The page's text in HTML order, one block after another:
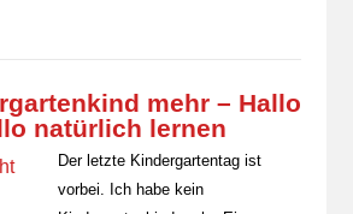
mehr – Hallo
natürlich lernen
Der letzte Kindergartentag ist
vorbei. Ich habe kein